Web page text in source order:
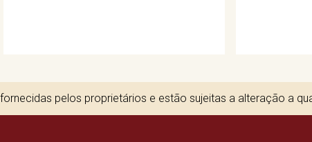
pelos proprietários e estão sujeitas a alteração a